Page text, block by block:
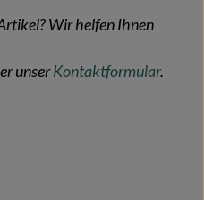
Wir helfen Ihnen
unserKontaktformular.